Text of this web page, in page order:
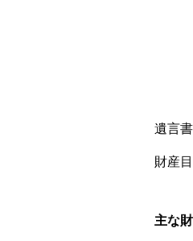
遺言
財産
主な